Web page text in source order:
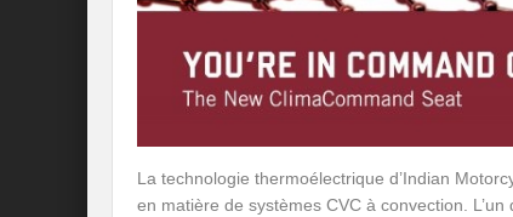
La technologie thermoélectrique d’Indian
en matière de systèmes CVC à convection.